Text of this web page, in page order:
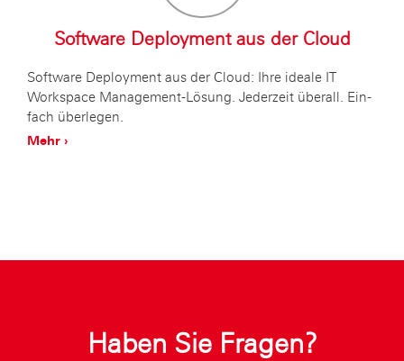
Soft­ware De­ploy­ment aus der Cloud
Soft­ware De­ploy­ment aus der Cloud: Ihre idea­le IT
Works­pace Ma­nage­ment-Lö­sung. Je­der­zeit über­all. Ein­
fach über­le­gen.
Mehr ›
Haben Sie Fragen?